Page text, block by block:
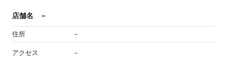
店舗名 －
住所 －
アクセス －